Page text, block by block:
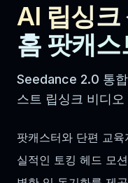
AI 립싱크
홈 팟캐
Seedance 2.0 통
스트 립싱크 비디
팟캐스터와 단편 교
실적인 토킹 헤드 모